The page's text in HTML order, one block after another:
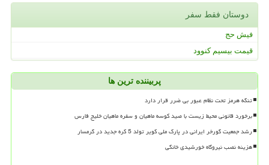
دوستان فقط سفر
فیش حج
قیمت بیسیم کنوود
پربیننده ترین ها
تنگه هرمز تحت نظام عبور بی ضرر قرار دارد
برخورد قانونی محیط زیست با صید کوسه ماهیان و سفره ماهیان خلیج فارس
رشد جمعیت گورخر ایرانی در پارک ملی کویر تولد 5 کره جدید در گرمسار
هزینه نصب نیروگاه خورشیدی خانگی